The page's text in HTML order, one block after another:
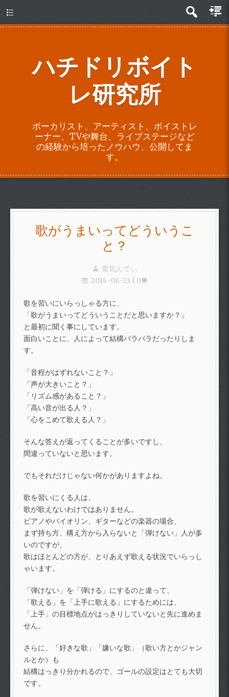
ハチドリボイト
レ研究所
ボーカリスト、アーティスト、ボイストレ
ーナー、TVや舞台、ライブステージなど
の経験から培ったノウハウ、公開してま
す。
歌がうまいってどういうこ
と？
栗気んでぃ
2014-06-23
0
歌を習いにいらっしゃる方に、
「歌がうまいってどういうことだと思いますか？」
と最初に聞く事にしています。
面白いことに、人によって結構バラバラだったりしま
す。
「音程がはずれないこと？」
「声が大きいこと？」
「リズム感があること？」
「高い音が出る人？」
「心をこめて歌える人？」
そんな答えが返ってくることが多いですし、
間違っていないと思います。
でもそれだけじゃない何かがありますよね。
歌を習いにくる人は、
歌が歌えないわけではありません。
ピアノやバイオリン、ギターなどの楽器の場合、
まず持ち方、構え方から入らないと「弾けない」人が多
いのですが、
歌はほとんどの方が、とりあえず歌える状況でいらっし
ゃいます。
「弾けない」を「弾ける」にするのと違って、
「歌える」を「上手に歌える」にするためには、
「上手」の目標地点がはっきりしていないと先に進めま
せん。
さらに、「好きな歌」「嫌いな歌」（歌い方とかジャン
ルとか）も
結構はっきり分かれるので、ゴールの設定はとても大切
です。